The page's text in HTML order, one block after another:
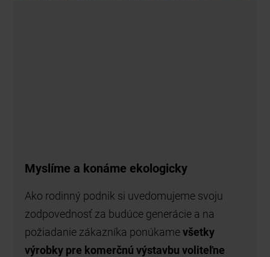
Myslíme a konáme ekologicky
Ako rodinný podnik si uvedomujeme svoju
zodpovednosť za budúce generácie a na
požiadanie zákazníka ponúkamevšetky
výrobky pre komerčnú výstavbu voliteľne